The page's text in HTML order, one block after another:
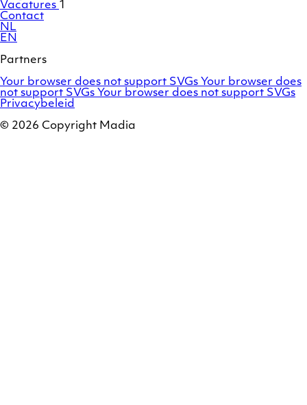
Vacatures 1
Contact
NL
EN
Partners
Adobe
Commerce
/
Your browser does not support SVGs OroCommerce
Your browser does
not support SVGs Marello
Your browser does not support SVGs
Privacybeleid
© 2026 Copyright Madia